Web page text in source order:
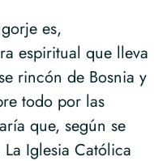
es,
espiritual que lleva
rincón de Bosnia y
todo por las
que, según se
Iglesia Católica